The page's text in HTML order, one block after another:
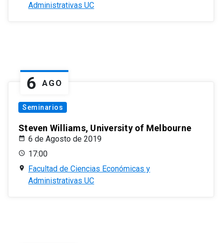
Administrativas UC
6 AGO
Seminarios
Steven Williams, University of Melbourne
6 de Agosto de 2019
17:00
Facultad de Ciencias Económicas y
Administrativas UC